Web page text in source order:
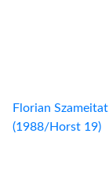
Florian Szameitat
(1988/Horst 19)